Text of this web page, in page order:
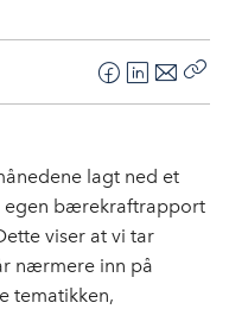
F
e
b
o
o
L
k
e
d
n
E
o
s
lagt ned et
egen bærekraftrapport
viser at vi tar
nærmere inn på
tematikken,